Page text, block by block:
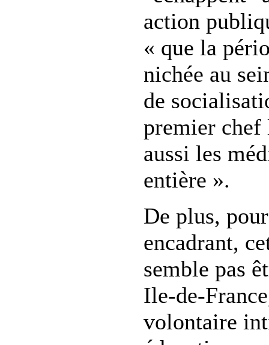
action
« que la
nichée au
de
premier chef
aussi les
entière ».
De plus,
encadrant,
semble pas
Ile-de-
volontaire